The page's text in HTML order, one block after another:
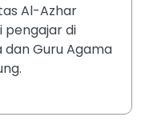
Al-Azhar
pengajar di
dan Guru Agama